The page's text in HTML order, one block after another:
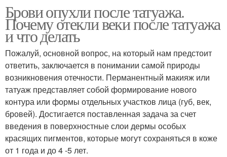
Брови опухли после татуажа.
Почему отекли веки после татуажа
и что делать
Пожалуй, основной вопрос, на который нам предстоит
ответить, заключается в понимании самой природы
возникновения отечности. Перманентный макияж или
татуаж представляет собой формирование нового
контура или формы отдельных участков лица (губ, век,
бровей). Достигается поставленная задача за счет
введения в поверхностные слои дермы особых
красящих пигментов, которые могут сохраняться в коже
от 1 года и до 4 -5 лет.